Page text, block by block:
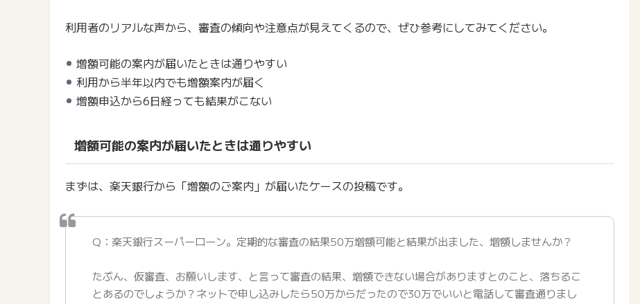
利用者のリアルな声から、審査の傾向や注意点が見えてくるので、ぜひ参考にしてみてください。
増額可能の案内が届いたときは通りやすい
利用から半年以内でも増額案内が届く
増額申込から6日経っても結果がこない
増額可能の案内が届いたときは通りやすい
まずは、楽天銀行から「増額のご案内」が届いたケースの投稿です。
Q：楽天銀行スーパーローン。定期的な審査の結果50万増額可能と結果が出ました、増額しませんか？
たぶん、仮審査、お願いします、と言って審査の結果、増額できない場合がありますとのこと、落ちるこ
とあるのでしょうか？ネットで申し込みしたら50万からだったので30万でいいと電話して審査通りまし